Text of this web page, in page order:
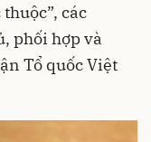
các
phối hợp và
Tổ quốc Việt